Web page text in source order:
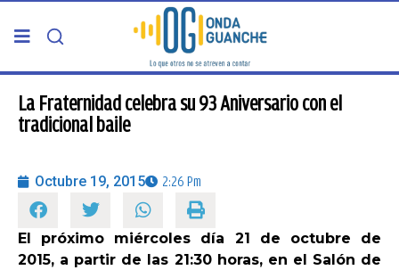
PORTADA
CANARIAS
La Fraternidad celebra su 93 Aniversario con el
tradicional baile
Octubre 19, 2015 2:26 Pm
El próximo miércoles día 21 de octubre de
2015, a partir de las 21:30 horas, en el Salón de